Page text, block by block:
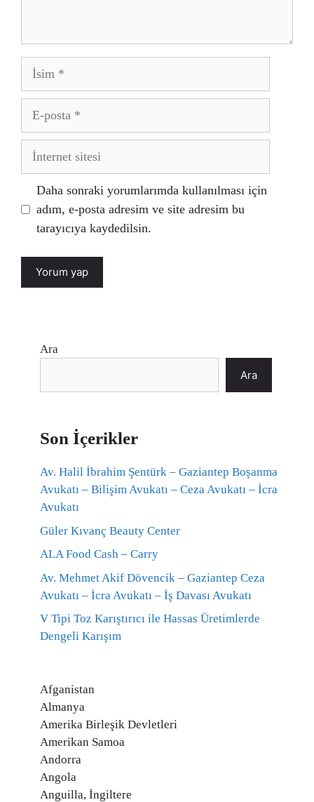
İsim
posta
İnternet
Daha sonraki yorumlarımda kullanılması için
adım, e-posta adresim ve site adresim bu
tarayıcıya kaydedilsin.
Ara
Ara
Son İçerikler
Av. Halil İbrahim Şentürk – Gaziantep Boşanma
Avukatı – Bilişim Avukatı – Ceza Avukatı – İcra
Avukatı
Güler Kıvanç Beauty Center
ALA Food Cash – Carry
Av. Mehmet Akif Dövencik – Gaziantep Ceza
Avukatı – İcra Avukatı – İş Davası Avukatı
V Tipi Toz Karıştırıcı ile Hassas Üretimlerde
Dengeli Karışım
Afganistan
Almanya
Amerika Birleşik Devletleri
Amerikan Samoa
Andorra
Angola
Anguilla, İngiltere